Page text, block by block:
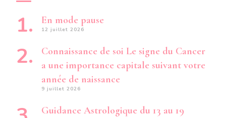
En mode pause
12 juillet 2026
Connaissance de soi Le signe du Cancer
a une importance capitale suivant votre
année de naissance
9 juillet 2026
Guidance Astrologique du 13 au 19